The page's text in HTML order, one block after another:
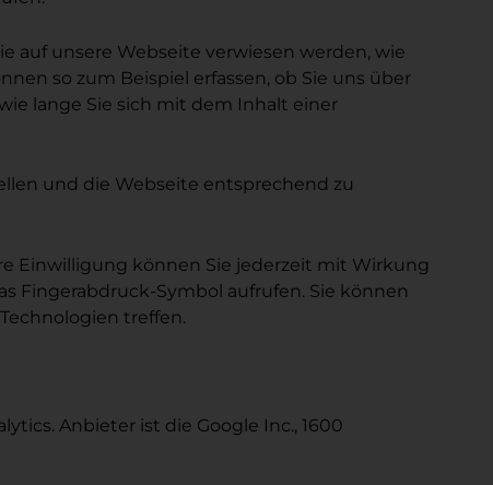
auf unsere Webseite verwiesen werden, wie
so zum Beispiel erfassen, ob Sie uns über
lange Sie sich mit dem Inhalt einer
und die Webseite entsprechend zu
Einwilligung können Sie jederzeit mit Wirkung
Fingerabdruck-Symbol aufrufen. Sie können
treffen.
Anbieter ist die Google Inc., 1600